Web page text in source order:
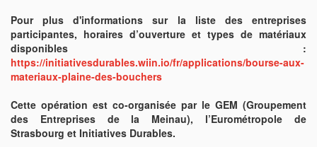
Pour plus d'informations sur la liste des entreprises
participantes, horaires d’ouverture et types de matériaux
disponibles :
https://initiativesdurables.wiin.io/fr/applications/bourse-aux-
materiaux-plaine-des-bouchers
Cette opération est co-organisée par le GEM (Groupement
des Entreprises de la Meinau), l’Eurométropole de
Strasbourg et Initiatives Durables.